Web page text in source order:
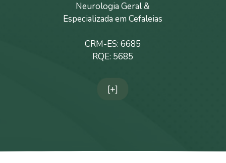
Neurologia Geral &
Especializada em Cefaleias
CRM-ES: 6685
RQE: 5685
[+]